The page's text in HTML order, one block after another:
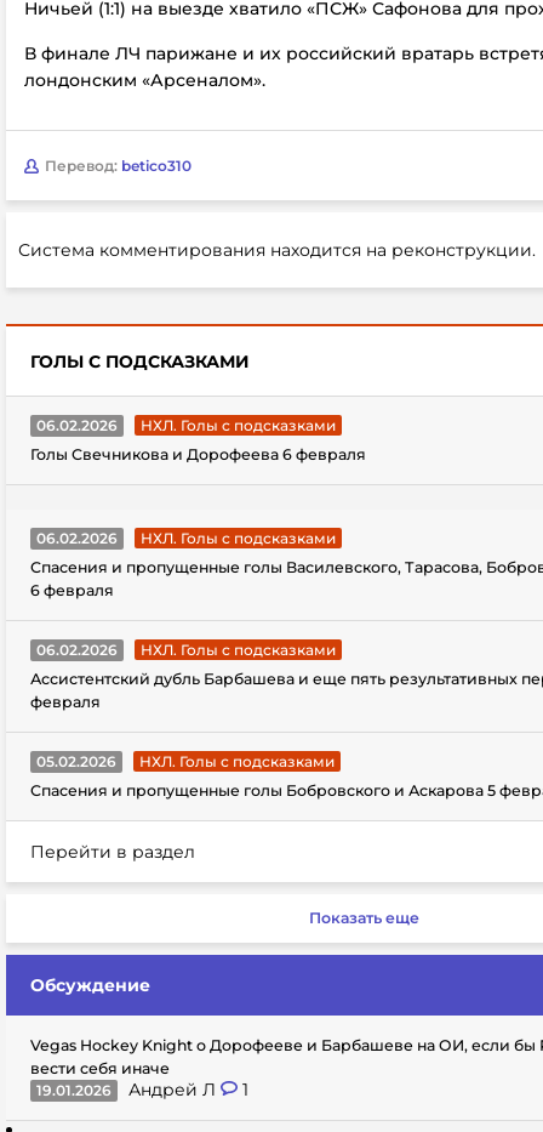
Ничьей (1:1) на выезде хватило «ПСЖ» Сафонова для
В финале ЛЧ парижане и их российский вратарь
лондонским «Арсеналом».
Перевод: betico310
Система комментирования находится на реконструкции.
ГОЛЫ С ПОДСКАЗКАМИ
06.02.2026
НХЛ. Голы с подсказками
Голы Свечникова и Дорофеева 6 февраля
06.02.2026
НХЛ. Голы с подсказками
Спасения и пропущенные голы Василевского, Тарасова,
6 февраля
06.02.2026
НХЛ. Голы с подсказками
Ассистентский дубль Барбашева и еще пять результативных
февраля
05.02.2026
НХЛ. Голы с подсказками
Спасения и пропущенные голы Бобровского и Аскарова 5
Перейти в раздел
Показать еще
Обсуждение
Vegas Hockey Knight о Дорофееве и Барбашеве на ОИ, если бы
вести себя иначе
19.01.2026
Андрей Л 1